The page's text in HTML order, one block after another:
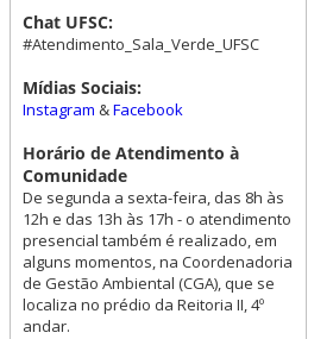
Chat UFSC:
#Atendimento_Sala_Verde_UFSC
Mídias Sociais:
Instagram &Facebook
Horário de Atendimento à
Comunidade
De segunda a sexta-feira, das 8h às
12h e das 13h às 17h - o atendimento
presencial também é realizado, em
alguns momentos, na Coordenadoria
de Gestão Ambiental (CGA), que se
localiza no prédio da Reitoria II, 4º
andar.